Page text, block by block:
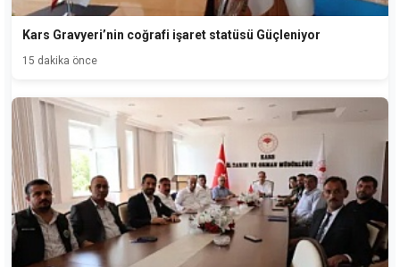
Kars Gravyeri’nin coğrafi işaret statüsü Güçleniyor
15 dakika önce